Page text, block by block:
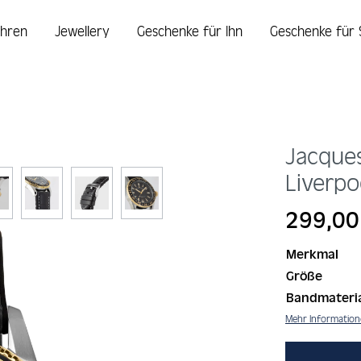
Jewellery Geschenke für Ihn Geschenke für
Regulärer
Merkmal
Größe
Mehr